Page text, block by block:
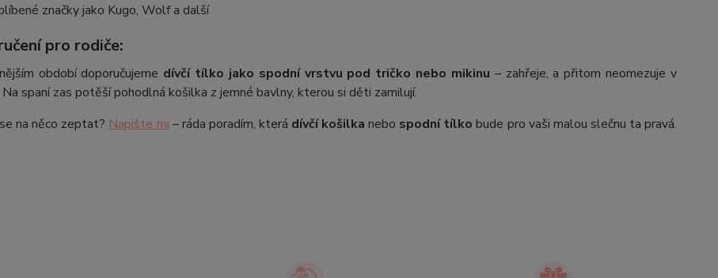
značky jako Kugo, Wolf a další
pro rodiče:
období doporučujeme dívčí tílko jako spodní vrstvu pod tričko nebo mikinu – zahřeje, a přitom neomezuje v
spaní zas potěší pohodlná košilka z jemné bavlny, kterou si děti zamilují.
na něco zeptat? Napište mi – ráda poradím, která dívčí košilka nebo spodní tílko bude pro vaši malou slečnu ta pravá.